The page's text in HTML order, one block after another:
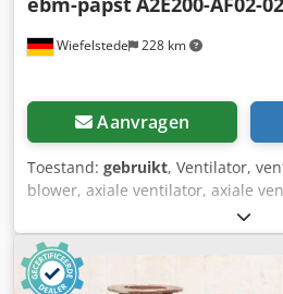
Wiefelstede 228 km
Aanvragen
Toestand: gebruikt, Ventilator,
blower, axiale ventilator, axiale
Ackjr -Fabrikant: ebm,
TW -Spanning: 230 V 50 W -
ventilatoren beschikbaar -Prijs:
255/140/H280 mm -Gewicht: 2,2 kg